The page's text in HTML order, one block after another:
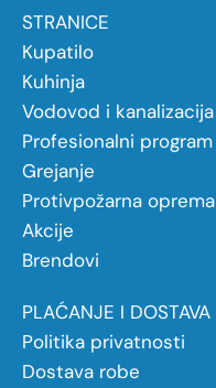
STRANICE
Kupatilo
Kuhinja
Vodovod i kanalizacija
Profesionalni program
Grejanje
Protivpožarna oprema
Akcije
Brendovi
PLAĆANJE I DOSTAVA
Politika privatnosti
Dostava robe